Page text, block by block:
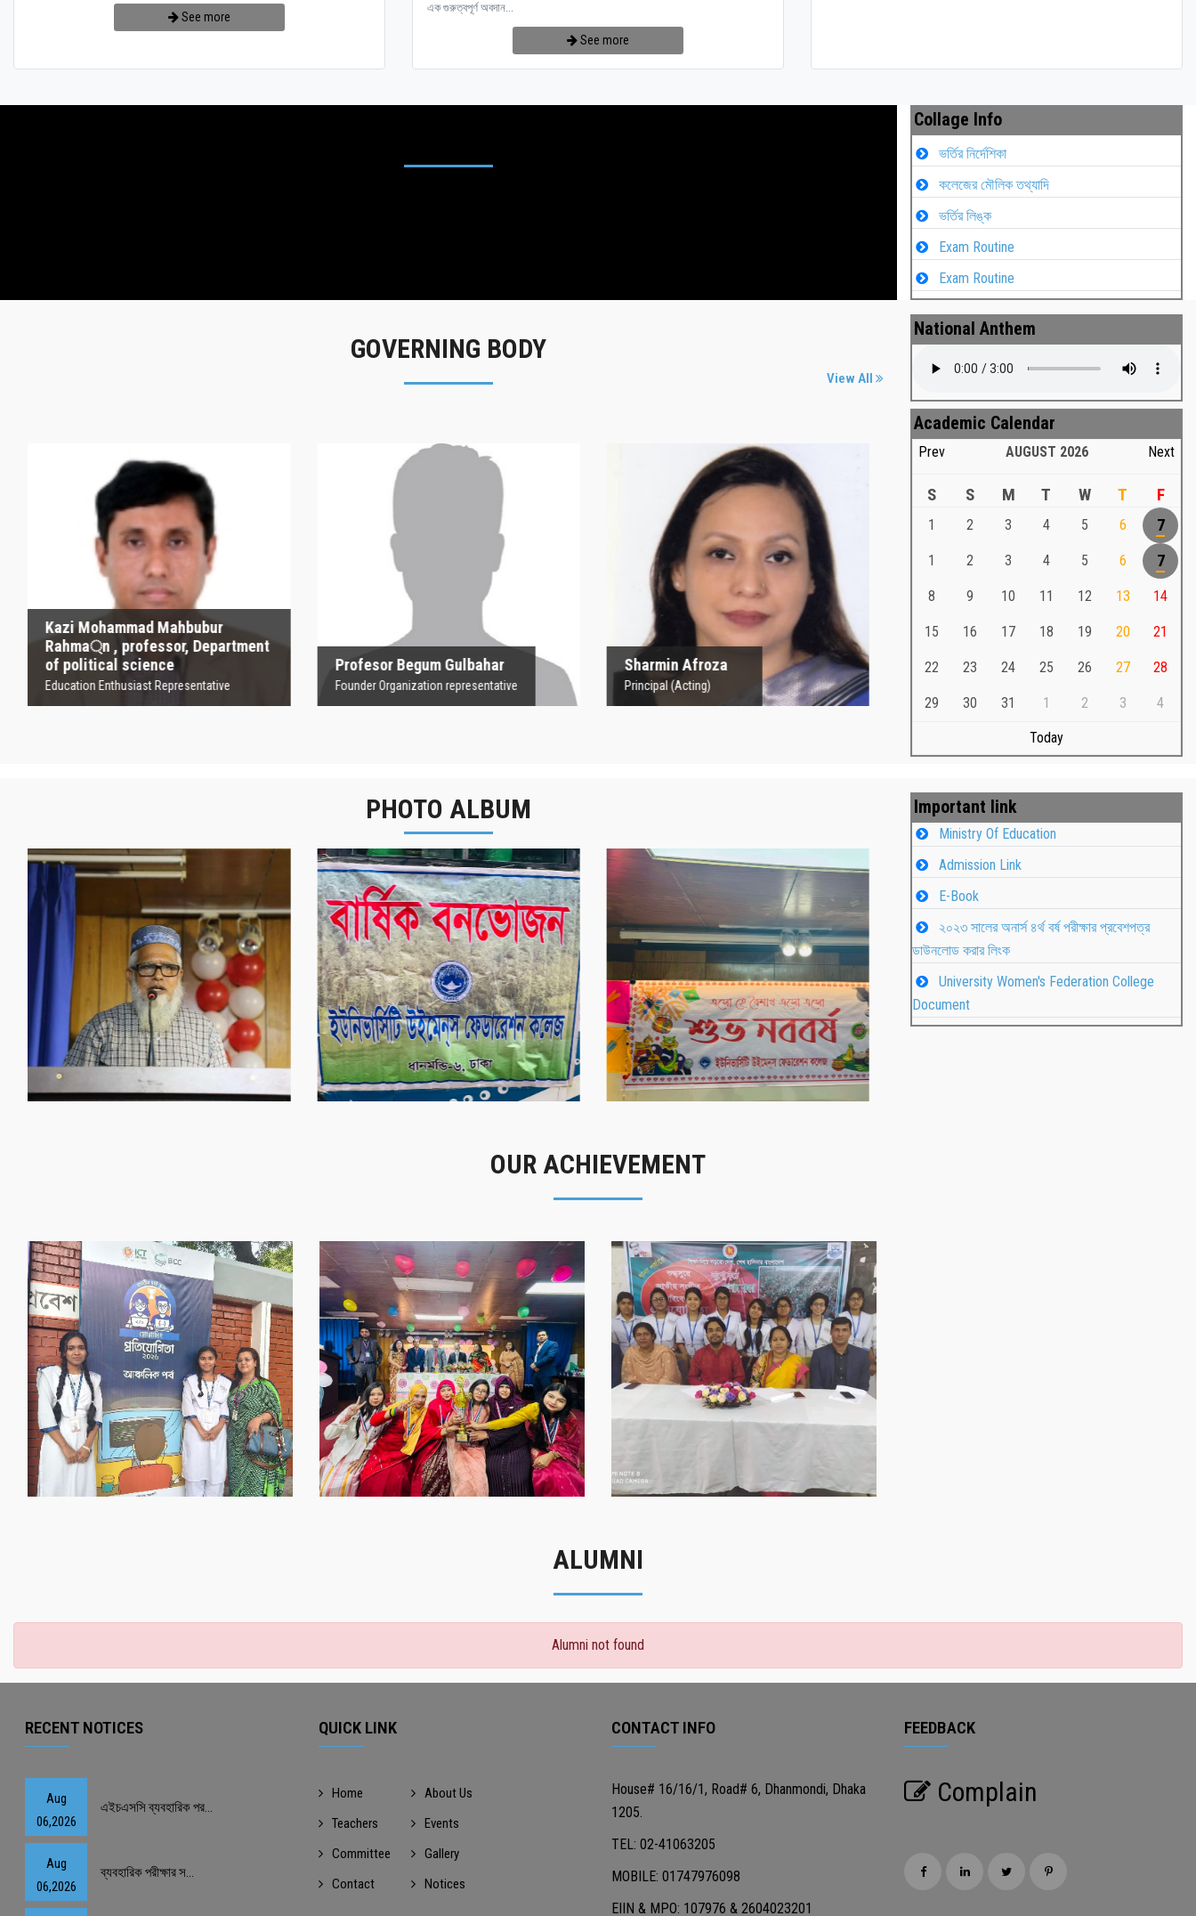
See more
এক গুরুত্বপূর্ণ অবদান...
See more
Collage Info
ভর্তির নির্দেশিকা
কলেজের মৌলিক তথ্যাদি
ভর্তির লিঙ্ক
Exam Routine
Exam Routine
GOVERNING BODY
View All
Kazi Mohammad Mahbubur
Rahma্‌n , professor, Department
of political science
Education Enthusiast Representative
Kazi Mohammad
Mahbubur Rahma্‌n ,
professor, Department
of political science
Education Enthusiast Representative
Profesor Begum Gulbahar
Founder Organization representative
Profesor Begum
Founder Organization representative
Sharmin Afroza
Principal (Acting)
Sharmin Afroza
Principal (Acting)
Md. Shafiullah Sarker
Md. Shafiullah Sarkar , Professor , Teacher
Teacher Representative
National Anthem
Academic Calendar
Prev AUGUST 2026 Next
S S M T W T F
1 2 3 4 5 6 7
1 2 3 4 5 6 7
8 9 10 11 12 13 14
15 16 17 18 19 20 21
22 23 24 25 26 27 28
29 30 31 1 2 3 4
Today
PHOTO ALBUM
নবীনবরণ - ২০২৫ বার্ষিক বনভোজন ২০২৫ বাংলা নববর্ষ ১৪৩২ উদযাপন
Important link
Ministry Of Education
Admission Link
E-Book
২০২৩ সালের অনার্স ৪র্থ বর্ষ পরীক্ষার প্রবেশপত্র
ডাউনলোড করার লিংক
University Women's Federation College
Document
OUR ACHIEVEMENT
‌গৌর‌বের অর্জন
‌গৌর‌বের অর্জন
গৌরবের মুহূর্ত
গৌরবের মুহূর্ত
সাফল্যের স্মৃতি
সাফল্যের স্মৃতি
ALUMNI
Alumni not found
RECENT NOTICES
Aug
06,2026
এইচএসসি ব্যবহারিক পর...
Aug
06,2026
ব্যবহারিক পরীক্ষার স...
QUICK LINK
Home
About Us
Teachers
Events
Committee
Gallery
Contact
Notices
CONTACT INFO
House# 16/16/1, Road# 6, Dhanmondi, Dhaka
1205.
TEL: 02-41063205
MOBILE: 01747976098
EIIN & MPO: 107976 & 2604023201
FEEDBACK
Complain